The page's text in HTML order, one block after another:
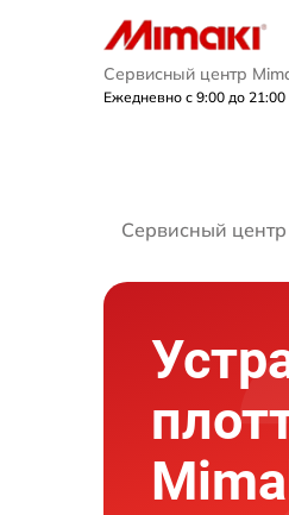
Сервисный центр
Ежедневно с 9:00 до 21:00
Сервисный